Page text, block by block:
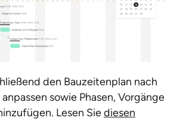
den Bauzeitenplan nach
sowie Phasen, Vorgänge
Lesen Siediesen